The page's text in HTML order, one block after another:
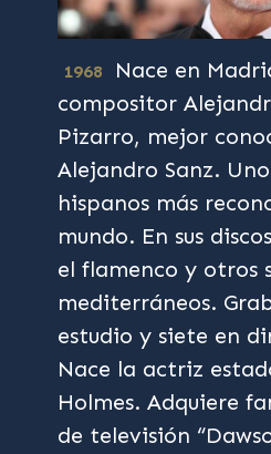
1968
Nace en
compositor
Pizarro, mejor
Alejandro Sanz.
hispanos más
mundo. En sus
el flamenco y otros
mediterráneos.
estudio y siete en
Nace la actriz
Holmes. Adquiere
de televisión